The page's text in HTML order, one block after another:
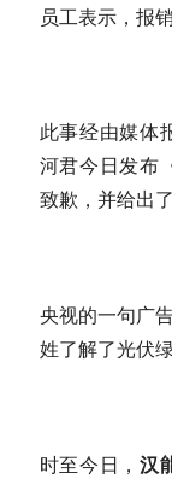
员工表示，报
此事经由媒体
河君今日发布
致歉，并给出了
央视的一句广
姓了解了光伏绿
时至今日， 汉